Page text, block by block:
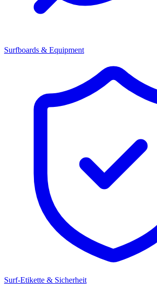
Surfboards & Equipment
Surf-Etikette & Sicherheit